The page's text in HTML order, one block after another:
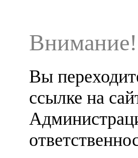
Внимание!
Вы
ссылке на